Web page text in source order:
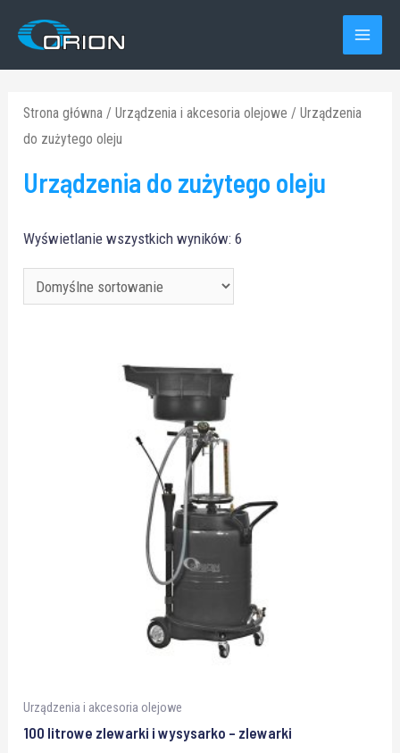
content
Strona główna /Urządzenia i akcesoria olejowe / Urządzenia
do zużytego oleju
Urządzenia do zużytego oleju
Wyświetlanie wszystkich wyników: 6
Urządzenia i akcesoria olejowe
100 litrowe zlewarki i wysysarko – zlewarki